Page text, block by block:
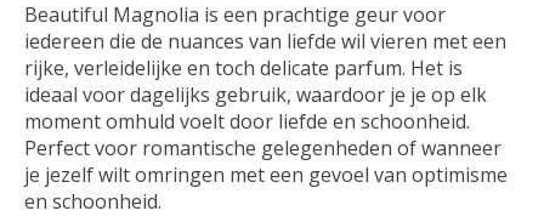
Beautiful Magnolia is een prachtige geur voor
iedereen die de nuances van liefde wil vieren met een
rijke, verleidelijke en toch delicate parfum. Het is
ideaal voor dagelijks gebruik, waardoor je je op elk
moment omhuld voelt door liefde en schoonheid.
Perfect voor romantische gelegenheden of wanneer
je jezelf wilt omringen met een gevoel van optimisme
en schoonheid.